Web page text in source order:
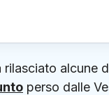
rilasciato alcune
perso dalle